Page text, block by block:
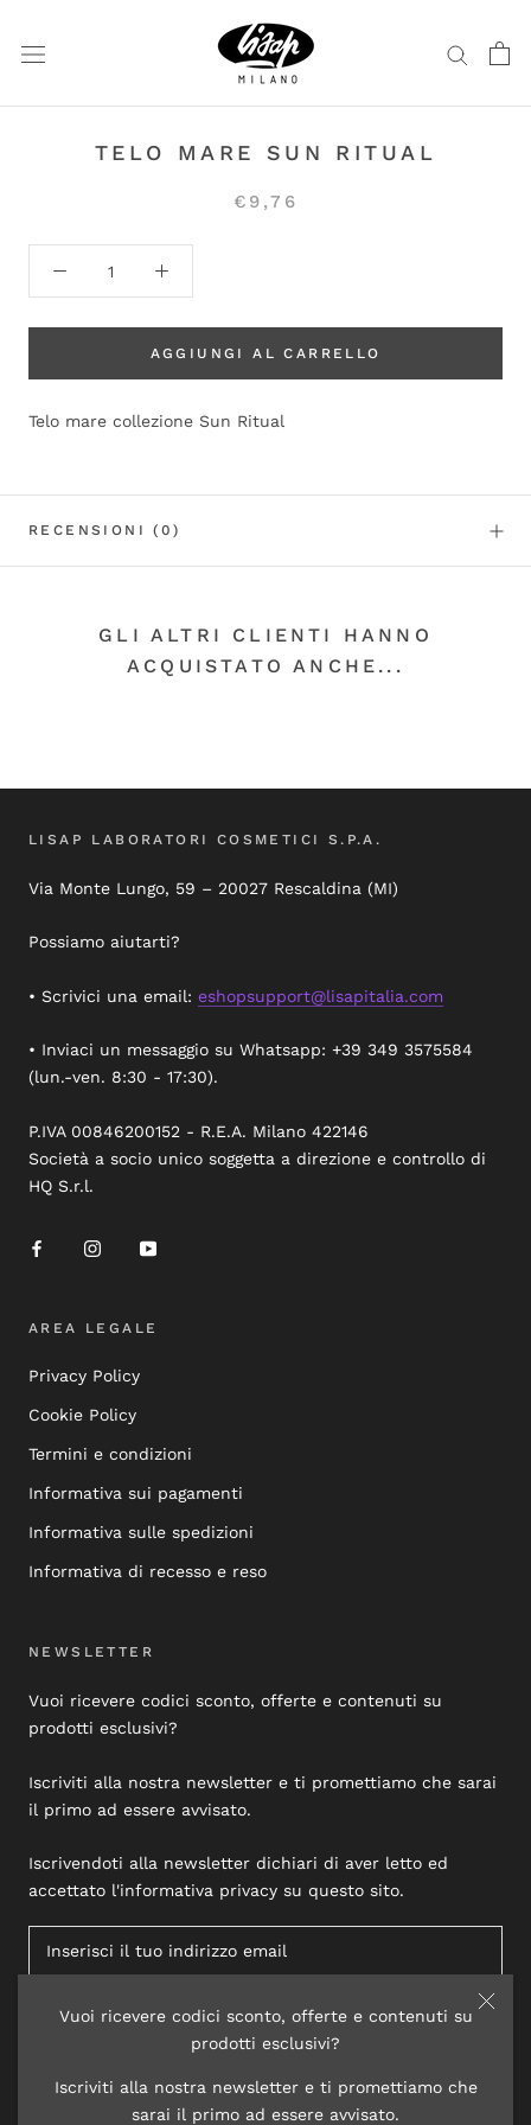
contenuto
Vuoi ricevere codici sconto, offerte e contenuti su
prodotti esclusivi?
Iscriviti alla nostra newsletter e ti promettiamo che
sarai il primo ad essere avvisato.
TELO MARE SUN RITUAL
€9,76
AGGIUNGI AL CARRELLO
Telo mare collezione Sun Ritual
RECENSIONI(0)
GLI ALTRI CLIENTI HANNO
ACQUISTATO ANCHE...
LISAP LABORATORI COSMETICI S.P.A.
Via Monte Lungo, 59 – 20027 Rescaldina (MI)
Possiamo aiutarti?
• Scrivici una email: eshopsupport@lisapitalia.com
• Inviaci un messaggio su Whatsapp: +39 349 3575584
(lun.-ven. 8:30 - 17:30).
P.IVA 00846200152 - R.E.A. Milano 422146
Società a socio unico soggetta a direzione e controllo di
HQ S.r.l.
AREA LEGALE
Privacy Policy
Cookie Policy
Termini e condizioni
Informativa sui pagamenti
Informativa sulle spedizioni
Informativa di recesso e reso
NEWSLETTER
Vuoi ricevere codici sconto, offerte e contenuti su
prodotti esclusivi?
Iscriviti alla nostra newsletter e ti promettiamo che sarai
il primo ad essere avvisato.
Iscrivendoti alla newsletter dichiari di aver letto ed
accettato l'informativa privacy su questo sito.
ISCRIVITI